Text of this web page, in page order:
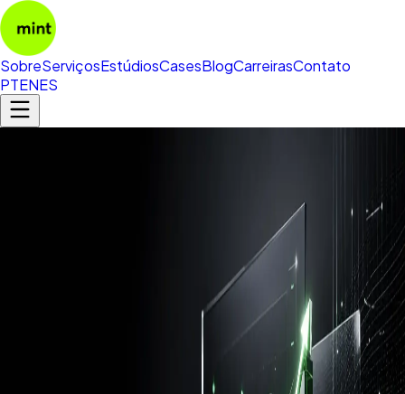
SobreServiçosEstúdiosCasesBlogCarreirasContato
PTENES